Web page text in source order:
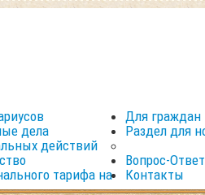
дела
действий
тарифа на
Для граждан
Раздел для
Вопрос-Ответ
Контакты